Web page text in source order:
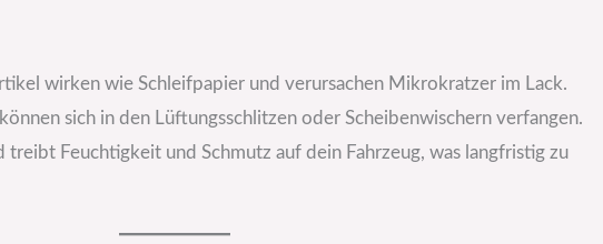
wirken wie Schleifpapier und verursachen Mikrokratzer im Lack.
sich in den Lüftungsschlitzen oder Scheibenwischern verfangen.
treibt Feuchtigkeit und Schmutz auf dein Fahrzeug, was langfristig zu